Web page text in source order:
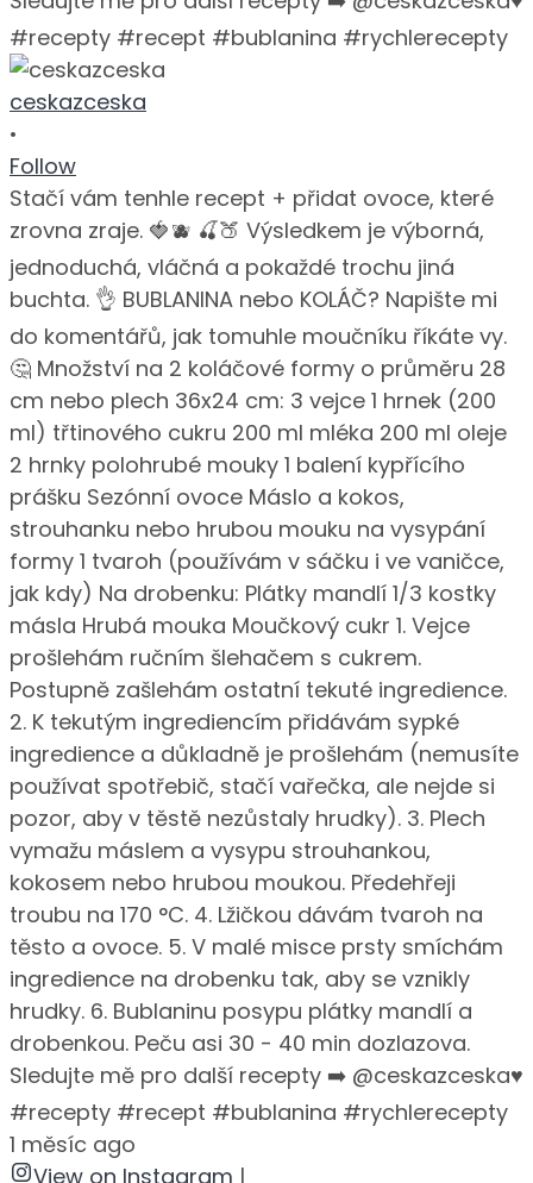
ceskazceska
•
Follow
Stačí vám tenhle recept + přidat ovoce, které
zrovna zraje. 🍓🫐 🍒🍑 Výsledkem je výborná,
jednoduchá, vláčná a pokaždé trochu jiná
buchta. 👌 BUBLANINA nebo KOLÁČ? Napište mi
do komentářů, jak tomuhle moučníku říkáte vy.
🤔 Množství na 2 koláčové formy o průměru 28
cm nebo plech 36x24 cm: 3 vejce 1 hrnek (200
ml) třtinového cukru 200 ml mléka 200 ml oleje
2 hrnky polohrubé mouky 1 balení kypřícího
prášku Sezónní ovoce Máslo a kokos,
strouhanku nebo hrubou mouku na vysypání
formy 1 tvaroh (používám v sáčku i ve vaničce,
jak kdy) Na drobenku: Plátky mandlí 1/3 kostky
másla Hrubá mouka Moučkový cukr 1. Vejce
prošlehám ručním šlehačem s cukrem.
Postupně zašlehám ostatní tekuté ingredience.
2. K tekutým ingrediencím přidávám sypké
ingredience a důkladně je prošlehám (nemusíte
používat spotřebič, stačí vařečka, ale nejde si
pozor, aby v těstě nezůstaly hrudky). 3. Plech
vymažu máslem a vysypu strouhankou,
kokosem nebo hrubou moukou. Předehřeji
troubu na 170 °C. 4. Lžičkou dávám tvaroh na
těsto a ovoce. 5. V malé misce prsty smíchám
ingredience na drobenku tak, aby se vznikly
hrudky. 6. Bublaninu posypu plátky mandlí a
drobenkou. Peču asi 30 - 40 min dozlazova.
Sledujte mě pro další recepty ➡️ @ceskazceska♥️
#recepty #recept #bublanina #rychlerecepty
1 měsíc ago
View on Instagram |